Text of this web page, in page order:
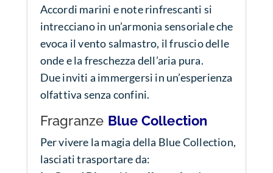
Accordi marini e note rinfrescanti si
intrecciano in un’armonia sensoriale che
evoca il vento salmastro, il fruscio delle
onde e la freschezza dell’aria pura.
Due inviti a immergersi in un’esperienza
olfattiva senza confini.
Fragranze Blue Collection
Per vivere la magia della Blue Collection,
lasciati trasportare da: